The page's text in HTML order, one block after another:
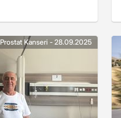
Prostat Kanseri - 28.09.2025